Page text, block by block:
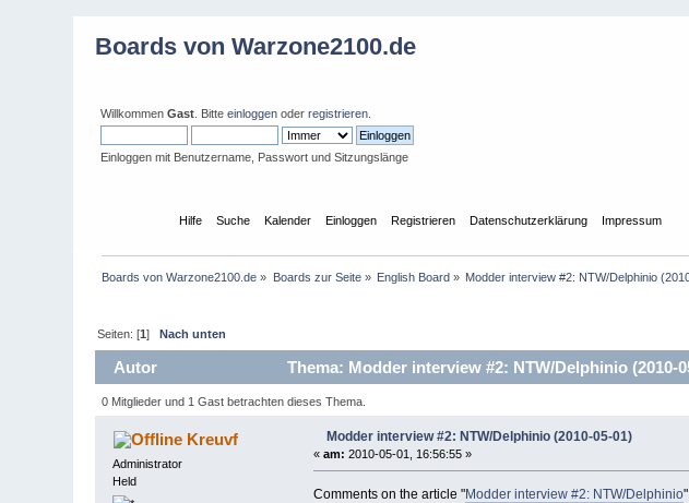
Boards von Warzone2100.de
WillkommenGast . Bitteeinloggen oderregistrieren
Einloggen mit Benutzername, Passwort und Sitzungslänge
Hilfe Suche Kalender Einloggen Registrieren Datenschutzerklärung Impressum
Boards von Warzone2100.de » Boards zur Seite» English Board » Modder interview #2: NTW/Delphinio
Seiten: [1]Nach unten
Autor Thema: Modder interview #2: NTW/Delphinio (2010-
0 Mitglieder und 1 Gast betrachten dieses Thema.
Kreuvf
Administrator
Held
Modder interview #2: NTW/Delphinio (2010-05-01)
« am: 2010-05-01, 16:56:55 »
Comments on the article "Modder interview #2: NTW/Delphinio